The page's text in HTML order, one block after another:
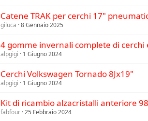
Catene TRAK per cerchi 17"
giluca 8 Gennaio 2025
4 gomme invernali complete di cerchi
alpgigi 1 Giugno 2024
Cerchi Volkswagen Tornado 8Jx19"
alpgigi 1 Giugno 2024
Kit di ricambio alzacristalli anteriore
fabfour 25 Febbraio 2024